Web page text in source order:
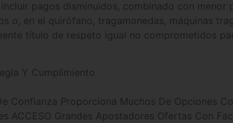
pagos disminuidos, combinado con
o, en el quirófano, tragamonedas, máquinas
título de respeto igual no comprometidos
Y Cumplimiento
Confianza Proporciona Muchos De Opciones
ACCESO Grandes Apostadores Ofertas Con